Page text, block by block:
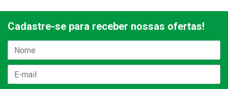
Cadastre-se para receber nossas ofertas!